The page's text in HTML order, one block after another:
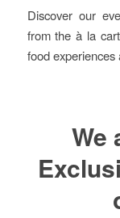
Discover our
from the à la
food experiences
We